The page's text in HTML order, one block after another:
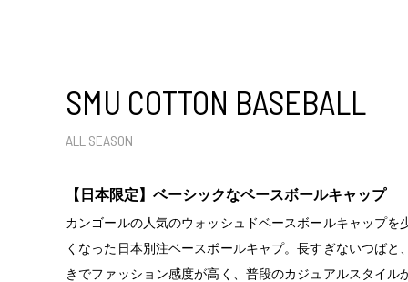
SMU COTTON BASEBALL
ALL SEASON
【日本限定】ベーシックなベースボールキャップ
カンゴールの人気のウォッシュドベースボールキャップを
くなった日本別注ベースボールキャプ。長すぎないつばと
きでファッション感度が高く、普段のカジュアルスタイル